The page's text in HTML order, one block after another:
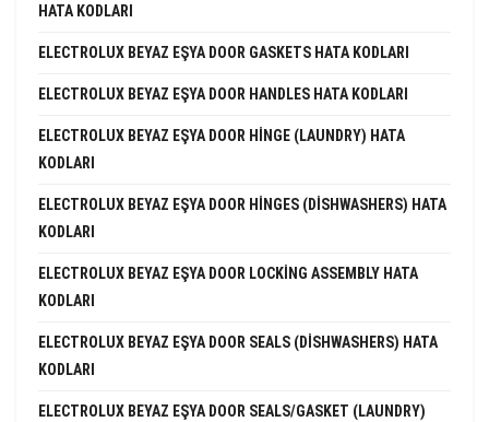
HATA KODLARI
ELECTROLUX BEYAZ EŞYA DOOR GASKETS HATA KODLARI
ELECTROLUX BEYAZ EŞYA DOOR HANDLES HATA KODLARI
ELECTROLUX BEYAZ EŞYA DOOR HINGE (LAUNDRY) HATA
KODLARI
ELECTROLUX BEYAZ EŞYA DOOR HINGES (DISHWASHERS) HATA
KODLARI
ELECTROLUX BEYAZ EŞYA DOOR LOCKING ASSEMBLY HATA
KODLARI
ELECTROLUX BEYAZ EŞYA DOOR SEALS (DISHWASHERS) HATA
KODLARI
ELECTROLUX BEYAZ EŞYA DOOR SEALS/GASKET (LAUNDRY)